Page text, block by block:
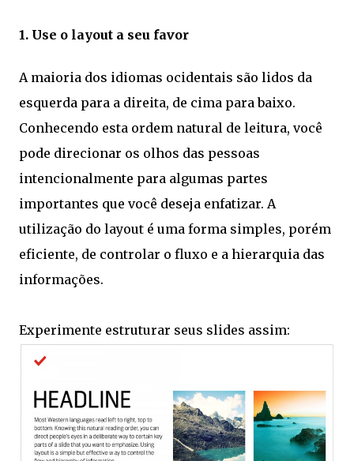
1. Use o layout a seu favor
A maioria dos idiomas ocidentais são lidos da
esquerda para a direita, de cima para baixo.
Conhecendo esta ordem natural de leitura, você
pode direcionar os olhos das pessoas
intencionalmente para algumas partes
importantes que você deseja enfatizar. A
utilização do layout é uma forma simples, porém
eficiente, de controlar o fluxo e a hierarquia das
informações.
Experimente estruturar seus slides assim: